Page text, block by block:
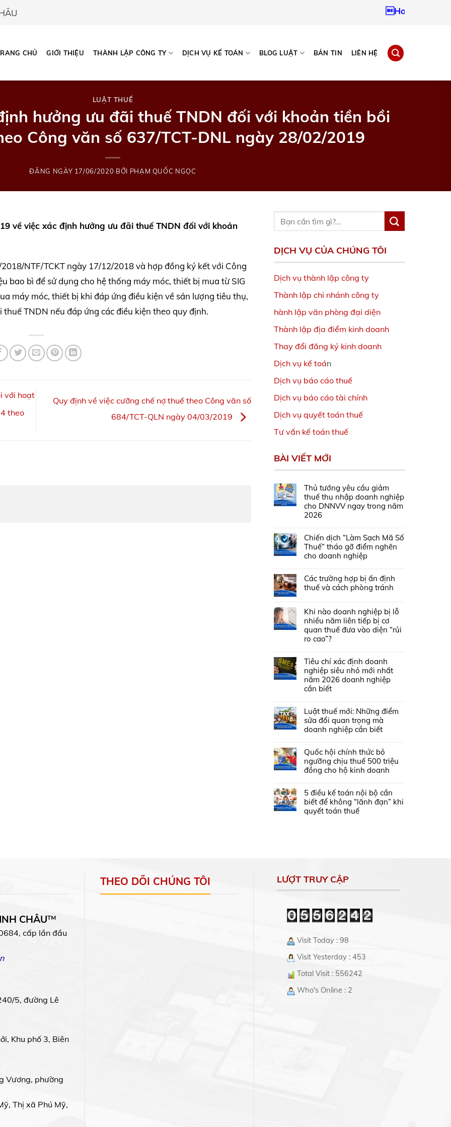
Hotline:
CHỦ GIỚI THIỆU THÀNH LẬP CÔNG TY DỊCH VỤ KẾ TOÁN BLOG LUẬT BẢN TIN LIÊN HỆ
LUẬT THUẾ
hưởng ưu đãi thuế TNDN đối với khoản tiền bồi
Công văn số 637/TCT-DNL ngày 28/02/2019
ĐĂNG NGÀY 17/06/2020 BỞI PHẠM QUỐC NGỌC
về việc xác định hưởng ưu đãi thuế TNDN đối với khoản
NTF/TCKT ngày 17/12/2018 và hợp đồng ký kết với Công
bao bì để sử dụng cho hệ thống máy móc, thiết bị mua từ SIG
máy móc, thiết bị khi đáp ứng điều kiện về sản lượng tiêu thụ,
TNDN nếu đáp ứng các điều kiện theo quy định.
với hoạt
theo
Quy định về việc cưỡng chế nợ thuế theo Công văn số
684/TCT-QLN ngày 04/03/2019
DỊCH VỤ CỦA CHÚNG TÔI
Dịch vụ thành lập công ty
Thành lập chi nhánh công ty
hành lập văn phòng đại diện
Thành lập địa điểm kinh doanh
Thay đổi đăng ký kinh doanh
Dịch vụ kế toán
Dịch vụ báo cáo thuế
Dịch vụ báo cáo tài chính
Dịch vụ quyết toán thuế
Tư vấn kế toán thuế
BÀI VIẾT MỚI
Thủ tướng yêu cầu giảm
thuế thu nhập doanh nghiệp
cho DNNVV ngay trong năm
2026
Chiến dịch “Làm Sạch Mã Số
Thuế” tháo gỡ điểm nghẽn
cho doanh nghiệp
Các trường hợp bị ấn định
thuế và cách phòng tránh
Khi nào doanh nghiệp bị lỗ
nhiều năm liên tiếp bị cơ
quan thuế đưa vào diện “rủi
ro cao”?
Tiêu chí xác định doanh
nghiệp siêu nhỏ mới nhất
năm 2026 doanh nghiệp
cần biết
Luật thuế mới: Những điểm
sửa đổi quan trọng mà
doanh nghiệp cần biết
Quốc hội chính thức bỏ
ngưỡng chịu thuế 500 triệu
đồng cho hộ kinh doanh
5 điều kế toán nội bộ cần
biết để không “lãnh đạn” khi
quyết toán thuế
CHÂU™
cấp lần đầu
5, đường Lê
Khu phố 3, Biên
Vương, phường
Thị xã Phú Mỹ,
THEO DÕI CHÚNG TÔI LƯỢT TRUY CẬP
Visit Today : 98
Visit Yesterday : 453
Total Visit : 556242
Who's Online : 2